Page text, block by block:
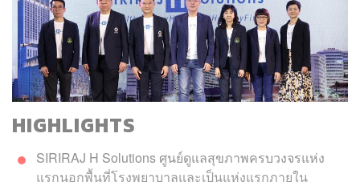
HIGHLIGHTS
SIRIRAJ H Solutions ศูนย์ดูแลสุขภาพครบวงจรแห่ง
แรกนอกพื้นที่โรงพยาบาลและเป็นแห่งแรกภายใน